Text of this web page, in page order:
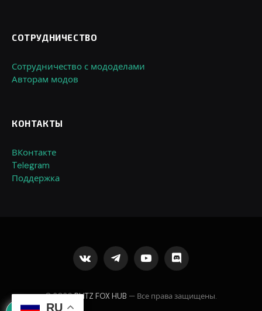
СОТРУДНИЧЕСТВО
Сотрудничество с мододелами
Авторам модов
КОНТАКТЫ
ВКонтакте
Telegram
Поддержка
VKontakteTelegramYouTubeDiscord
© 2026BLITZ FOX HUB — Все права защищены.
RU